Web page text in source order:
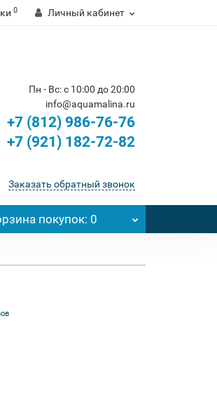
0 Личный кабинет
Пн - Вс: с 10:00 до 20:00
info@aquamalina.ru
+7 (812) 986-76-76
+7 (921) 182-72-82
Заказать обратный звонок
покупок: 0